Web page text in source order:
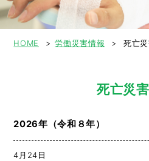
HOME 労働災害情報 死亡
死亡災
2026年（令和８年）
4月24日